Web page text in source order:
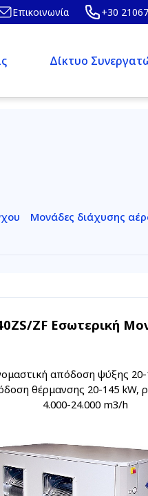
Επικοινωνία +30
Δίκτυο
Μονάδες διάχυσης
ZF Εσωτερική
απόδοση ψύξης 20-
θέρμανσης 20-145 kW,
4.000-24.000 m3/h